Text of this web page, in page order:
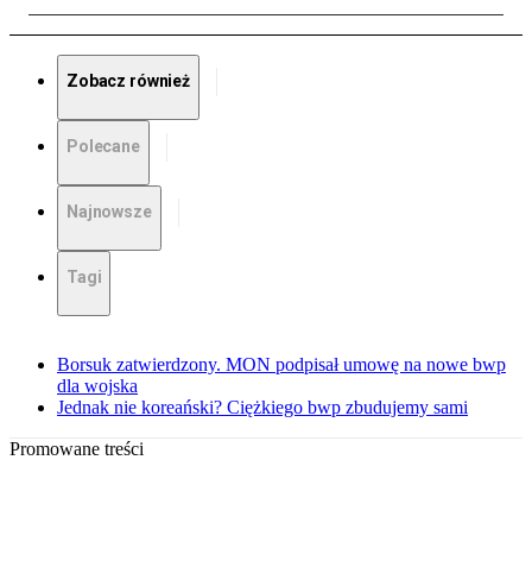
Zobacz również
Polecane
Najnowsze
Tagi
Borsuk zatwierdzony. MON podpisał umowę na nowe bwp
dla wojska
Jednak nie koreański? Ciężkiego bwp zbudujemy sami
Promowane treści